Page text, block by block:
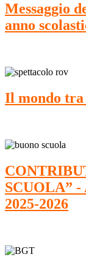
Messaggio
anno
Il mondo tra
SCUOLA” -
2025-2026